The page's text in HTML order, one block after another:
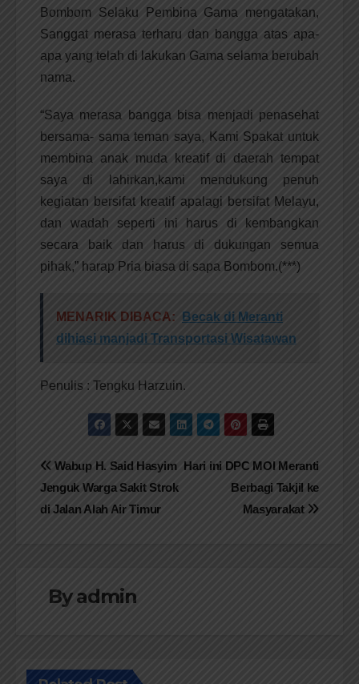
Bombom Selaku Pembina Gama mengatakan,
Sanggat merasa terharu dan bangga atas apa-
apa yang telah di lakukan Gama selama berubah
nama.
“Saya merasa bangga bisa menjadi penasehat
bersama- sama teman saya, Kami Spakat untuk
membina anak muda kreatif di daerah tempat
saya di lahirkan,kami mendukung penuh
kegiatan bersifat kreatif apalagi bersifat Melayu,
dan wadah seperti ini harus di kembangkan
secara baik dan harus di dukungan semua
pihak,” harap Pria biasa di sapa Bombom.(***)
MENARIK DIBACA:
Becak di Meranti
dihiasi manjadi Transportasi Wisatawan
Penulis : Tengku Harzuin.
Navigasi
pos
Hari ini DPC MOI Meranti
Berbagi Takjil ke
Masyarakat
Wabup H. Said Hasyim
Jenguk Warga Sakit Strok
di Jalan Alah Air Timur
Byadmin